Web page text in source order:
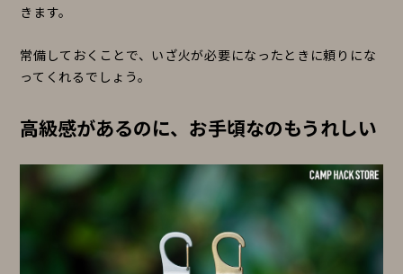
きます。
常備しておくことで、いざ火が必要になったときに頼りにな
ってくれるでしょう。
高級感があるのに、お手頃なのもうれしい